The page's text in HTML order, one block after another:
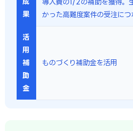
果
導入費の1/2の補助を獲得。
かった高難度案件の受注につ
活
用
補
助
金
ものづくり補助金を活用